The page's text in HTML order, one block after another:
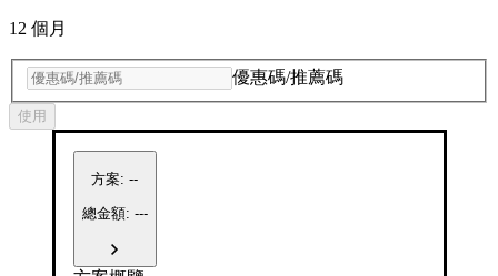
12 個月
優惠碼/推薦碼
使用
方案: --
總金額: ---